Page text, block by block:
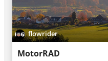
flowrider
MotorRAD